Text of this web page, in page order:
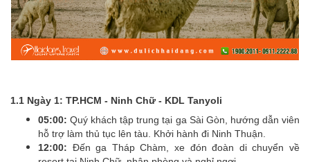
1.1 Ngày 1: TP.HCM - Ninh Chữ - KDL Tanyoli
05:00: Quý khách tập trung tại ga Sài Gòn, hướng dẫn viên
hỗ trợ làm thủ tục lên tàu. Khởi hành đi Ninh Thuận.
12:00: Đến ga Tháp Chàm, xe đón đoàn di chuyển về